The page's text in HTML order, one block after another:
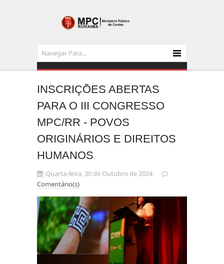
INSCRIÇÕES ABERTAS
PARA O III CONGRESSO
MPC/RR - POVOS
ORIGINÁRIOS E DIREITOS
HUMANOS
Quarta-feira, 30 de Outubro de 2024
Comentário(s)